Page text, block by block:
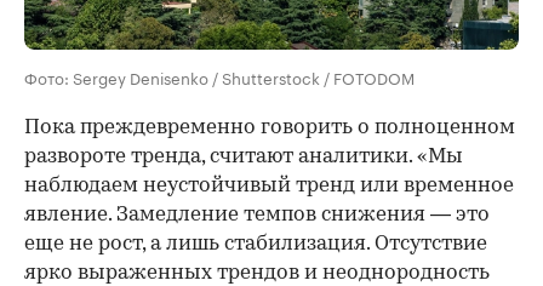
Фото: Sergey Denisenko / Shutterstock / FOTODOM
Пока преждевременно говорить о полноценном
развороте тренда, считают аналитики. «Мы
наблюдаем неустойчивый тренд или временное
явление. Замедление темпов снижения — это
еще не рост, а лишь стабилизация. Отсутствие
ярко выраженных трендов и неоднородность